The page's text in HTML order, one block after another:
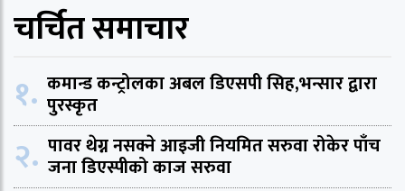
चर्चित समाचार
१. कमान्ड कन्ट्रोलका अबल डिएसपी सिह,भन्सार द्वारा
पुरस्कृत
२. पावर थेग्न नसक्ने आइजी नियमित सरुवा रोकेर पाँच
जना डिएस्पीको काज सरुवा